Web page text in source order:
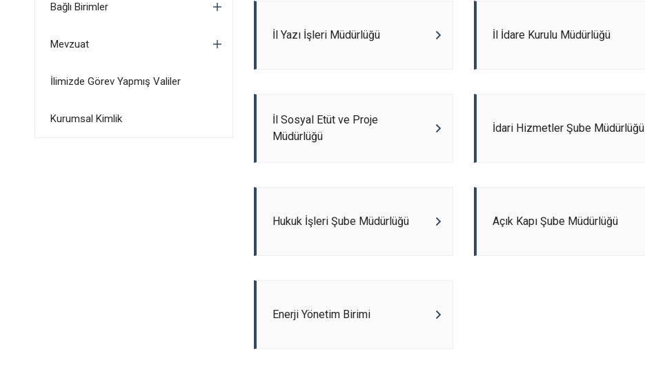
Bağlı Birimler
Mevzuat
İlimizde Görev Yapmış Valiler
Kurumsal Kimlik
İl Yazı İşleri Müdürlüğü İl İdare Kurulu Müdürlüğü
İl Sosyal Etüt ve Proje
Müdürlüğü
İdari Hizmetler Şube Müdürlüğü
Hukuk İşleri Şube Müdürlüğü Açık Kapı Şube Müdürlüğü
Enerji Yönetim Birimi